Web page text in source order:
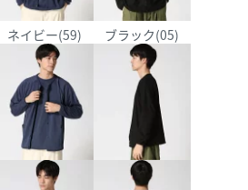
ネイビー(59) ブラック(05)